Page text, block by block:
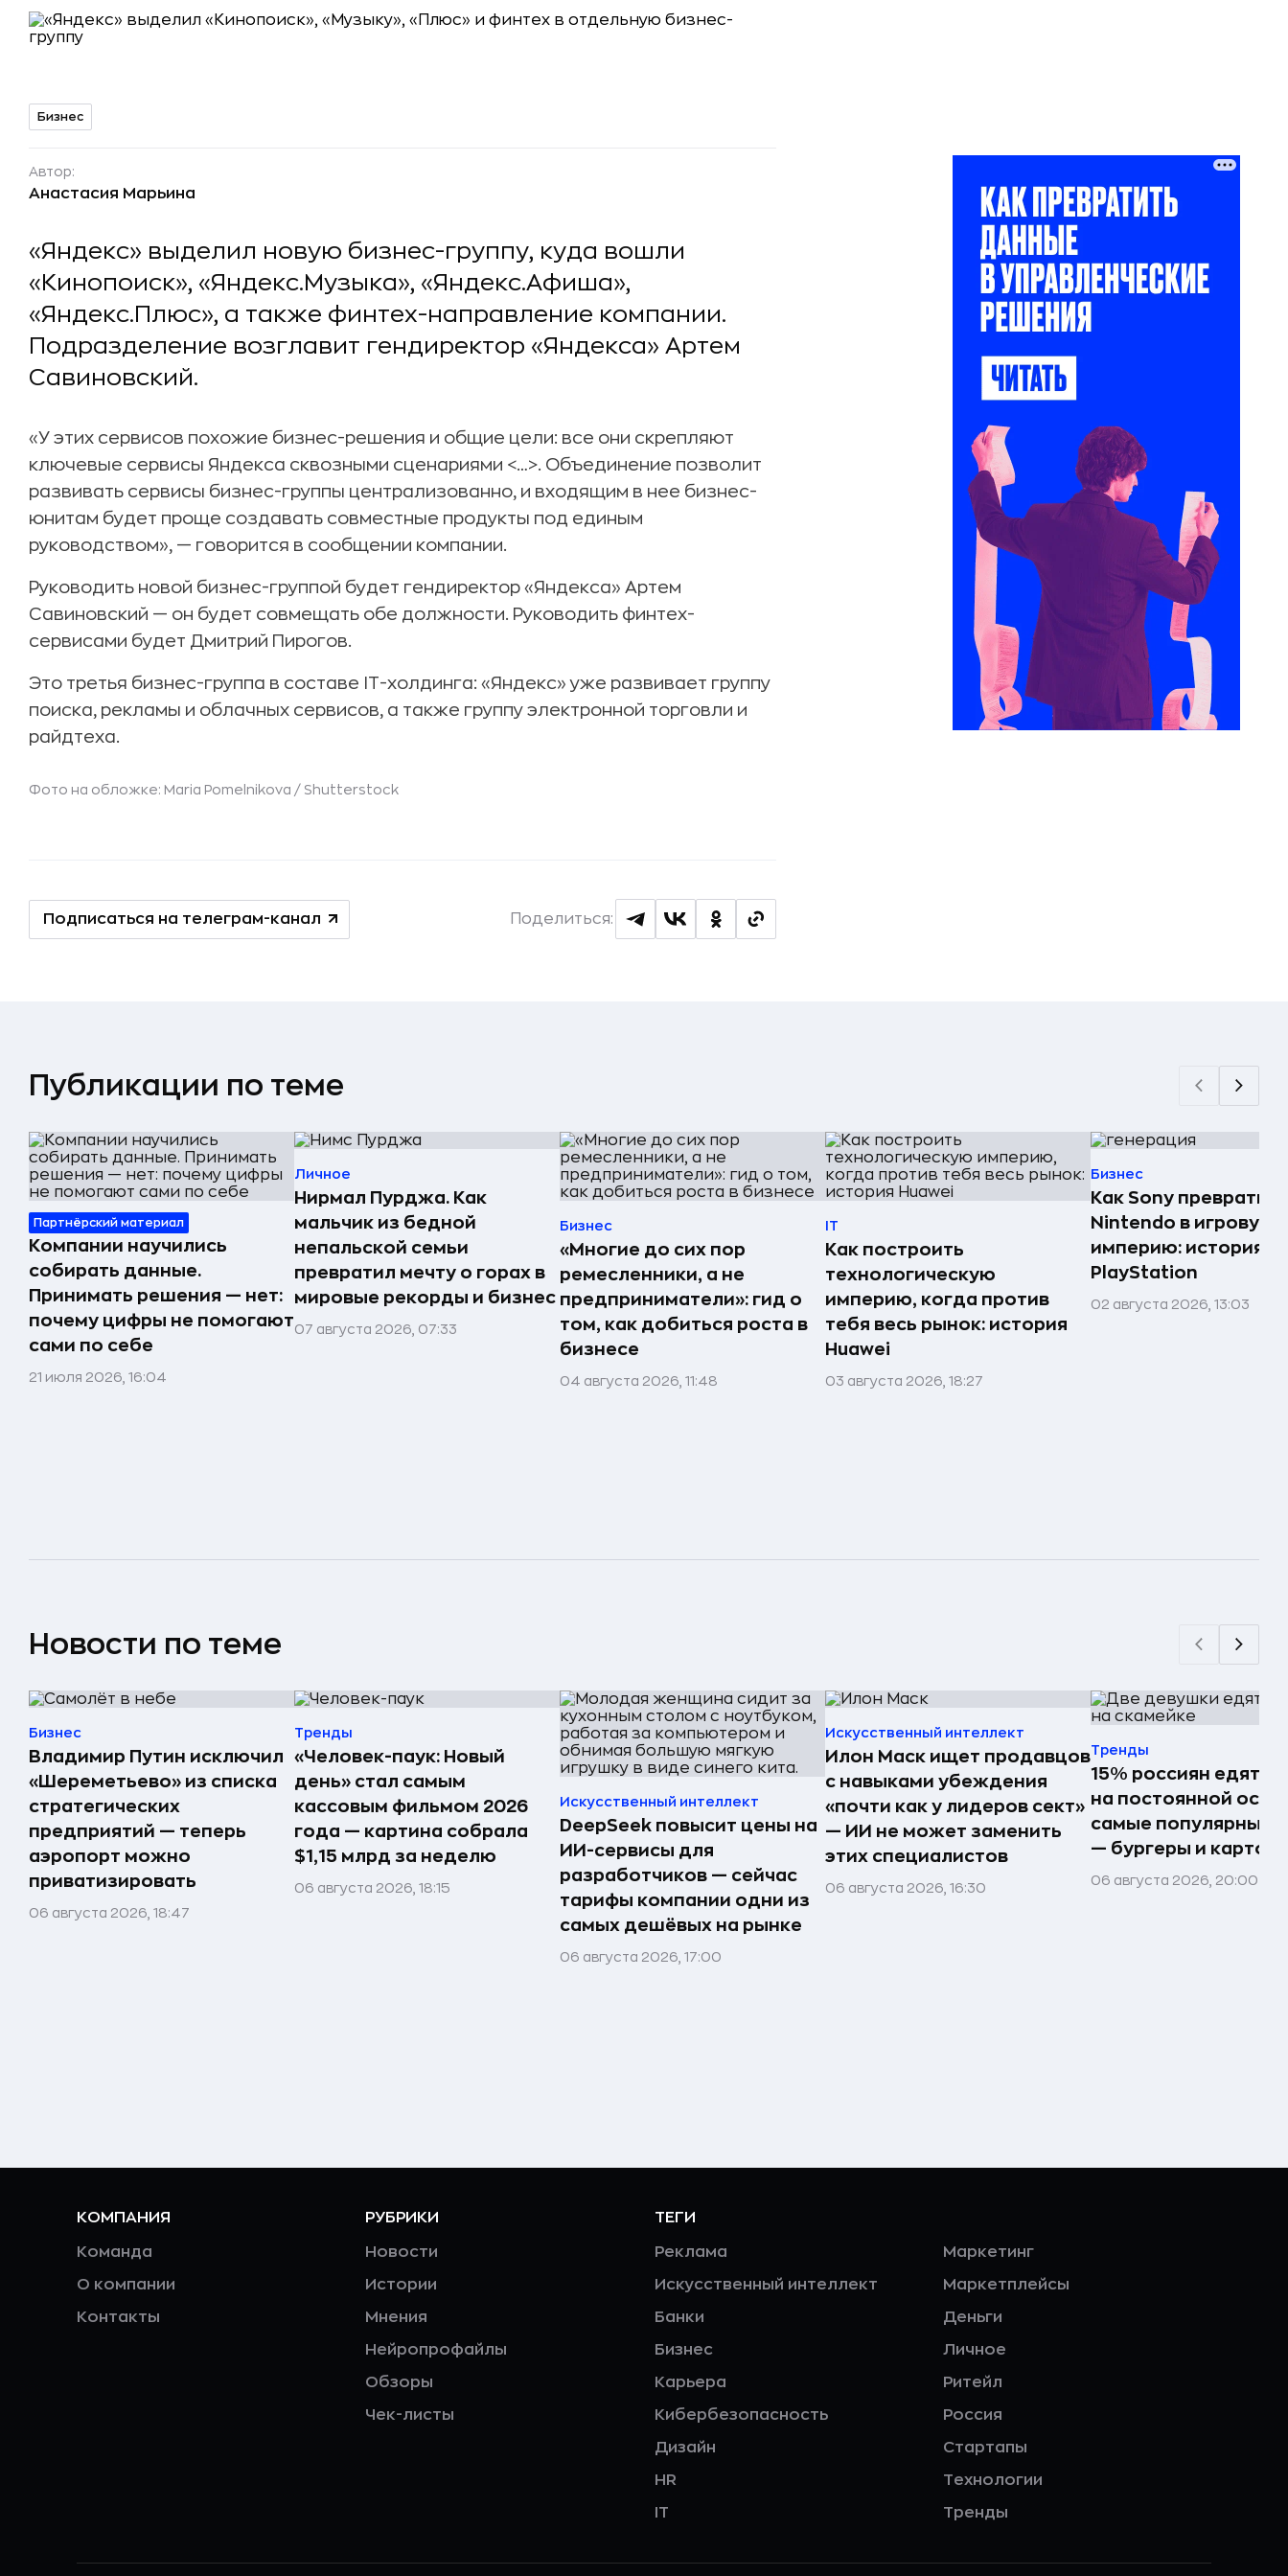
Бизнес
Автор:
Анастасия Марьина
«Яндекс» выделил новую бизнес-группу, куда вошли
«Кинопоиск», «Яндекс.Музыка», «Яндекс.Афиша»,
«Яндекс.Плюс», а также финтех-направление компании.
Подразделение возглавит гендиректор «Яндекса» Артем
Савиновский.
«У этих сервисов похожие бизнес-решения и общие цели: все они скрепляют
ключевые сервисы Яндекса сквозными сценариями <…>. Объединение позволит
развивать сервисы бизнес-группы централизованно, и входящим в нее бизнес-
юнитам будет проще создавать совместные продукты под единым
руководством», — говорится в сообщении компании.
Руководить новой бизнес-группой будет гендиректор «Яндекса» Артем
Савиновский — он будет совмещать обе должности. Руководить финтех-
сервисами будет Дмитрий Пирогов.
Это третья бизнес-группа в составе IT-холдинга: «Яндекс» уже развивает группу
поиска, рекламы и облачных сервисов, а также группу электронной торговли и
райдтеха.
Фото на обложке: Maria Pomelnikova / Shutterstock
Подписаться на телеграм-канал Поделиться:
Публикации по теме
Партнёрский материал
Компании научились
собирать данные.
Принимать решения — нет:
почему цифры не помогают
сами по себе
21 июля 2026, 16:04
Личное
Нирмал Пурджа. Как
мальчик из бедной
непальской семьи
превратил мечту о горах в
мировые рекорды и бизнес
07 августа 2026, 07:33
Бизнес
«Многие до сих пор
ремесленники, а не
предприниматели»: гид о
том, как добиться роста в
бизнесе
04 августа 2026, 11:48
IT
Как построить
технологическую
империю, когда против
тебя весь рынок: история
Huawei
03 августа 2026, 18:27
Бизнес
Как Sony
Nintendo в игровую
империю: история
PlayStation
02 августа 2026, 13:03
Новости по теме
Бизнес
Владимир Путин исключил
«Шереметьево» из списка
стратегических
предприятий — теперь
аэропорт можно
приватизировать
06 августа 2026, 18:47
Тренды
«Человек-паук: Новый
день» стал самым
кассовым фильмом 2026
года — картина собрала
$1,15 млрд за неделю
06 августа 2026, 18:15
Искусственный интеллект
DeepSeek повысит цены на
ИИ-сервисы для
разработчиков — сейчас
тарифы компании одни из
самых дешёвых на рынке
06 августа 2026, 17:00
Искусственный интеллект
Илон Маск ищет продавцов
с навыками убеждения
«почти как у лидеров сект»
— ИИ не может заменить
этих специалистов
06 августа 2026, 16:30
Тренды
15% россиян едят
на постоянной
самые популярные
— бургеры и
06 августа 2026, 20:00
КОМПАНИЯ
Команда
О компании
Контакты
РУБРИКИ
Новости
Истории
Мнения
Нейропрофайлы
Обзоры
Чек-листы
ТЕГИ
Реклама
Искусственный интеллект
Банки
Бизнес
Карьера
Кибербезопасность
Дизайн
HR
IT
Маркетинг
Маркетплейсы
Деньги
Личное
Ритейл
Россия
Стартапы
Технологии
Тренды